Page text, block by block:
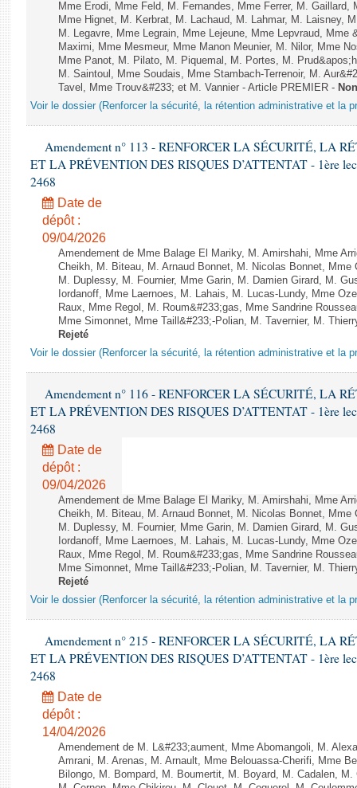
Mme Erodi, Mme Feld, M. Fernandes, Mme Ferrer, M. Gaillard,
Mme Hignet, M. Kerbrat, M. Lachaud, M. Lahmar, M. Laisney,
M. Legavre, Mme Legrain, Mme Lejeune, Mme Lepvraud, Mme
Maximi, Mme Mesmeur, Mme Manon Meunier, M. Nilor, Mme
Mme Panot, M. Pilato, M. Piquemal, M. Portes, M.
M. Saintoul, Mme Soudais, Mme Stambach-Terrenoir, M.
Tavel, Mme Trouv&#233; et M. Vannier - Article PREMIER -
Voir le dossier (Renforcer la sécurité, la rétention administrative et la
Amendement n° 113 - RENFORCER LA SÉCURITÉ, LA
ET LA PRÉVENTION DES RISQUES D’ATTENTAT - 1ère
2468
Date de
dépôt :
09/04/2026
Amendement de Mme Balage El Mariky, M. Amirshahi, Mme
Cheikh, M. Biteau, M. Arnaud Bonnet, M. Nicolas Bonnet, Mme
M. Duplessy, M. Fournier, Mme Garin, M. Damien Girard, M.
Iordanoff, Mme Laernoes, M. Lahais, M. Lucas-Lundy, Mme
Raux, Mme Regol, M. Roum&#233;gas, Mme Sandrine
Mme Simonnet, Mme Taill&#233;-Polian, M. Tavernier, M.
Rejeté
Voir le dossier (Renforcer la sécurité, la rétention administrative et la
Amendement n° 116 - RENFORCER LA SÉCURITÉ, LA
ET LA PRÉVENTION DES RISQUES D’ATTENTAT - 1ère
2468
Date de
dépôt :
09/04/2026
Amendement de Mme Balage El Mariky, M. Amirshahi, Mme
Cheikh, M. Biteau, M. Arnaud Bonnet, M. Nicolas Bonnet, Mme
M. Duplessy, M. Fournier, Mme Garin, M. Damien Girard, M.
Iordanoff, Mme Laernoes, M. Lahais, M. Lucas-Lundy, Mme
Raux, Mme Regol, M. Roum&#233;gas, Mme Sandrine
Mme Simonnet, Mme Taill&#233;-Polian, M. Tavernier, M.
Rejeté
Voir le dossier (Renforcer la sécurité, la rétention administrative et la
Amendement n° 215 - RENFORCER LA SÉCURITÉ, LA
ET LA PRÉVENTION DES RISQUES D’ATTENTAT - 1ère
2468
Date de
dépôt :
14/04/2026
Amendement de M. L&#233;aument, Mme Abomangoli, M.
Amrani, M. Arenas, M. Arnault, Mme Belouassa-Cherifi, Mme
Bilongo, M. Bompard, M. Boumertit, M. Boyard, M. Cadalen,